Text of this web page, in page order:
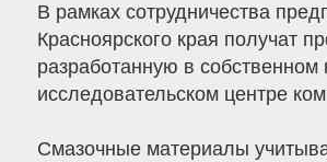
В рамках сотрудничества
Красноярского края получат
разработанную в собственном
исследовательском центре
Смазочные материалы